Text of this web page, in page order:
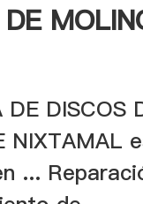
DE DISCOS
NIXTAMAL
...